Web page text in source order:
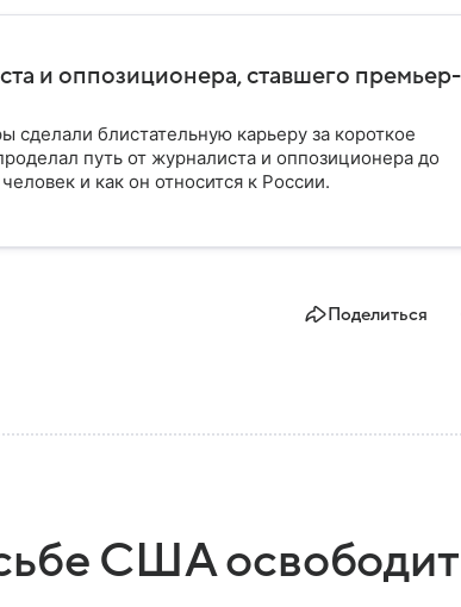
и оппозиционера, ставшего премьер-
блистательную карьеру за короткое
путь от журналиста и оппозиционера до
и как он относится к России.
Поделиться
США